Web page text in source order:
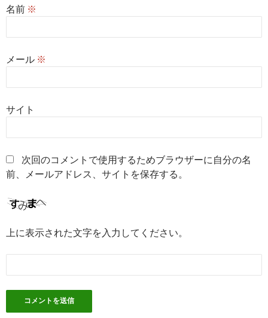
名前 ※
メール ※
サイト
次回のコメントで使用するためブラウザーに自分の名
前、メールアドレス、サイトを保存する。
上に表示された文字を入力してください。